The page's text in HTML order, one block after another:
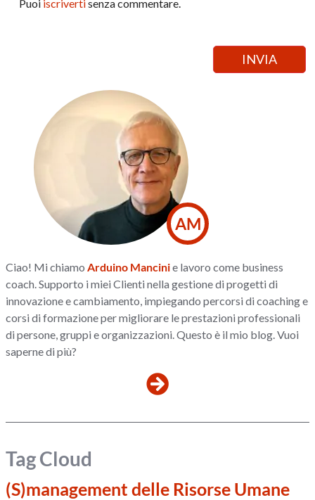
Puoi iscrivertisenza commentare.
AM
Ciao! Mi chiamo Arduino Mancinie lavoro come business
coach. Supporto i miei Clienti nella gestione di progetti di
innovazione e cambiamento, impiegando percorsi di coaching e
corsi di formazione per migliorare le prestazioni professionali
di persone, gruppi e organizzazioni. Questo è il mio blog. Vuoi
saperne di più?
Tag Cloud
(S)management delle Risorse Umane